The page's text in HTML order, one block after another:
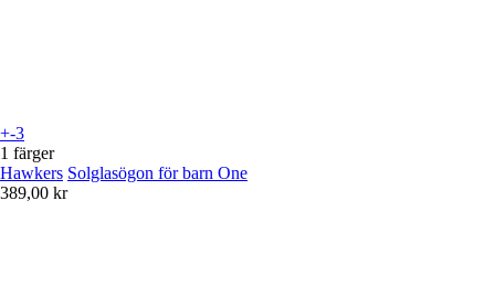
+-3
1 färger
Hawkers Solglasögon för barn One
389,00 kr